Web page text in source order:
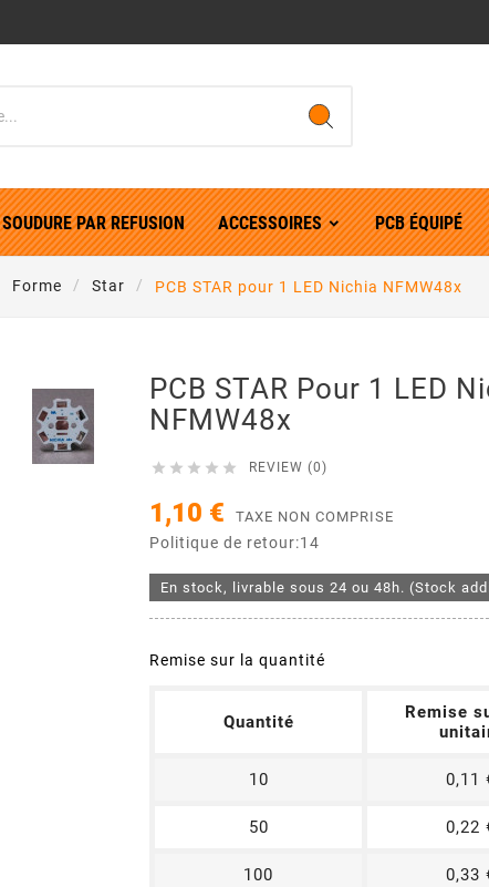
SOUDURE PAR REFUSION ACCESSOIRES PCB ÉQUIPÉ
Forme Star PCB STAR pour 1 LED Nichia NFMW48x
PCB STAR Pour 1 LED
NFMW48x
     REVIEW (0)
1,10 € TAXE NON COMPRISE
Politique de retour:14
En stock, livrable sous 24 ou 48h. (Stock
Remise sur la quantité
Quantité
Remise
10 0,11
50 0,22
100 0,33